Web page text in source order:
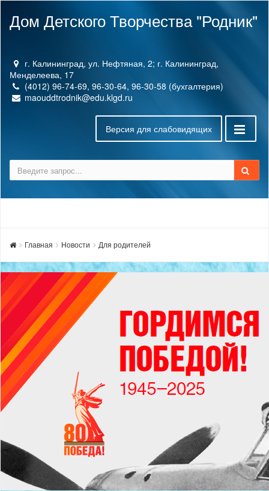
Дом Детского Творчества "Родник"
г. Калининград, ул. Нефтяная, 2; г. Калининград,
Менделеева, 17
(4012) 96-74-69, 96-30-64, 96-30-58 (бухгалтерия)
maouddtrodnik@edu.klgd.ru
Версия для слабовидящих
Главная Новости Для родителей